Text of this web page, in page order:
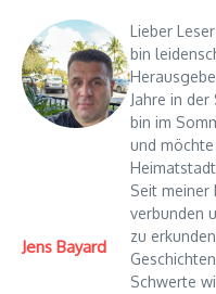
Jens Bayard
Lieber
bin
Jahre in
bin im
und
Seit meiner
verbunden
zu
Schwerte